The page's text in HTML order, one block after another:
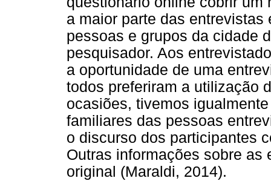
a maior parte das
pessoas e grupos da cidade
pesquisador. Aos
a oportunidade de uma
todos preferiram a utilização
ocasiões, tivemos
familiares das pessoas
o discurso dos participantes
Outras informações sobre as
original (Maraldi, 2014).